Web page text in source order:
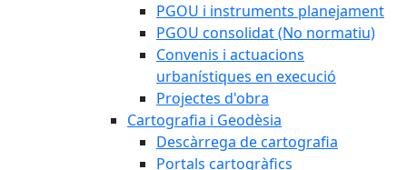
PGOU i instruments planejament
PGOU consolidat (No normatiu)
Convenis i actuacions
urbanístiques en execució
Projectes d'obra
Cartografia i Geodèsia
Descàrrega de cartografia
Portals cartogràfics